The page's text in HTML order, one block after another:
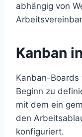
abhängig von
Kanban
Kanban-
Beginn zu
mit dem ein
den
konfiguriert.